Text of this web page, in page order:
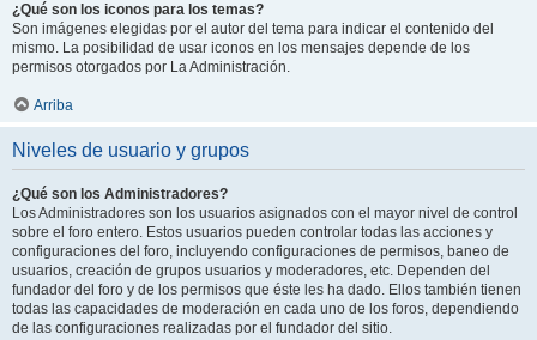
¿Qué son los iconos para los temas?
Son imágenes elegidas por el autor del tema para indicar el contenido del
mismo. La posibilidad de usar iconos en los mensajes depende de los
permisos otorgados por La Administración.
Arriba
Niveles de usuario y grupos
¿Qué son los Administradores?
Los Administradores son los usuarios asignados con el mayor nivel de control
sobre el foro entero. Estos usuarios pueden controlar todas las acciones y
configuraciones del foro, incluyendo configuraciones de permisos, baneo de
usuarios, creación de grupos usuarios y moderadores, etc. Dependen del
fundador del foro y de los permisos que éste les ha dado. Ellos también tienen
todas las capacidades de moderación en cada uno de los foros, dependiendo
de las configuraciones realizadas por el fundador del sitio.